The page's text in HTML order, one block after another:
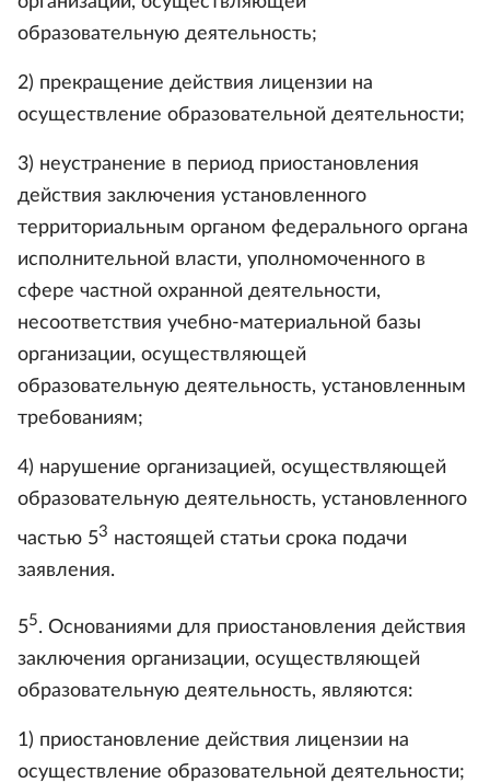
образовательную деятельность;
2) прекращение действия лицензии на
осуществление образовательной деятельности;
3) неустранение в период приостановления
действия заключения установленного
территориальным органом федерального органа
исполнительной власти, уполномоченного в
сфере частной охранной деятельности,
несоответствия учебно-материальной базы
организации, осуществляющей
образовательную деятельность, установленным
требованиям;
4) нарушение организацией, осуществляющей
образовательную деятельность, установленного
частью 53 настоящей статьи срока подачи
заявления.
55. Основаниями для приостановления действия
заключения организации, осуществляющей
образовательную деятельность, являются:
1) приостановление действия лицензии на
осуществление образовательной деятельности;